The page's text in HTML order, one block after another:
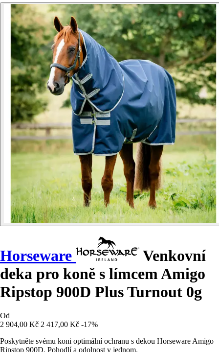
Horseware
Venkovní
deka pro koně s límcem Amigo
Ripstop 900D Plus Turnout 0g
Od
2 904,00 Kč 2 417,00 Kč -17%
Poskytněte svému koni optimální ochranu s dekou Horseware Amigo
Ripstop 900D. Pohodlí a odolnost v jednom.